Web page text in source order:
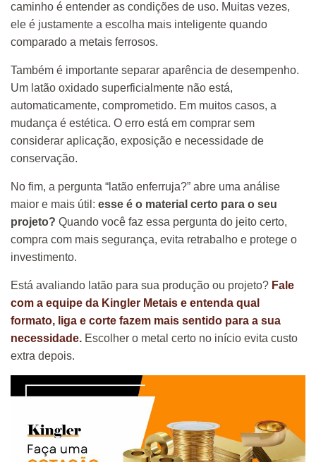
caminho é entender as condições de uso. Muitas vezes,
ele é justamente a escolha mais inteligente quando
comparado a metais ferrosos.
Também é importante separar aparência de desempenho.
Um latão oxidado superficialmente não está,
automaticamente, comprometido. Em muitos casos, a
mudança é estética. O erro está em comprar sem
considerar aplicação, exposição e necessidade de
conservação.
No fim, a pergunta “latão enferruja?” abre uma análise
maior e mais útil: esse é o material certo para o seu
projeto? Quando você faz essa pergunta do jeito certo,
compra com mais segurança, evita retrabalho e protege o
investimento.
Está avaliando latão para sua produção ou projeto? Fale
com a equipe da Kingler Metais e entenda qual
formato, liga e corte fazem mais sentido para a sua
necessidade. Escolher o metal certo no início evita custo
extra depois.